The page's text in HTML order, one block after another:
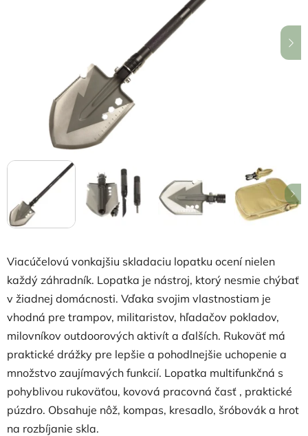
Viacúčelovú vonkajšiu skladaciu lopatku ocení nielen
každý záhradník. Lopatka je nástroj, ktorý nesmie chýbať
v žiadnej domácnosti. Vďaka svojim vlastnostiam je
vhodná pre trampov, militaristov, hľadačov pokladov,
milovníkov outdoorových aktivít a ďalších. Rukoväť má
praktické drážky pre lepšie a pohodlnejšie uchopenie a
množstvo zaujímavých funkcií. Lopatka multifunkčná s
pohyblivou rukoväťou, kovová pracovná časť , praktické
púzdro. Obsahuje nôž, kompas, kresadlo, šróbovák a hrot
na rozbíjanie skla.